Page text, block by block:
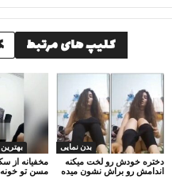
کلیپ های مرتبط
مخفیانه از
مسن تو خونه
بدن نمایی
دختره خودش رو لخت میکنه
اندامش رو براش نشون میده